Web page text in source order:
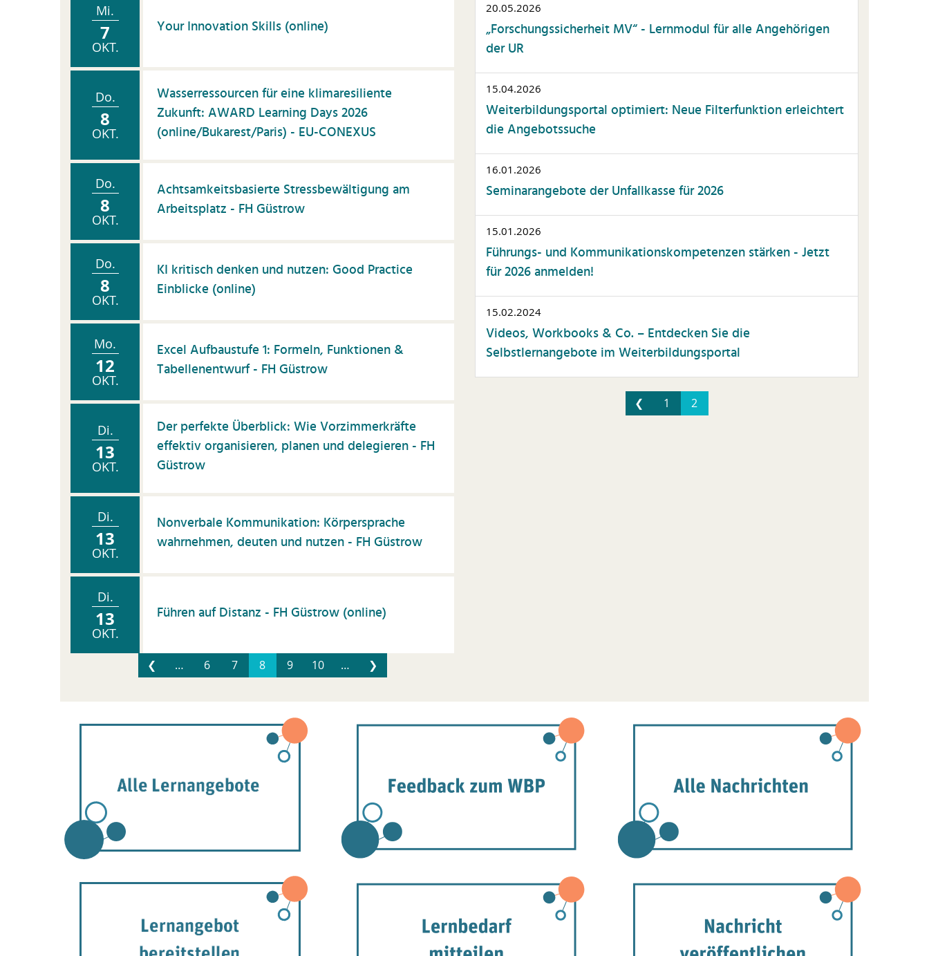
Mi.
7
OKT.
Your Innovation Skills (online)
Do.
8
OKT.
Wasserressourcen für eine klimaresiliente
Zukunft: AWARD Learning Days 2026
(online/Bukarest/Paris) - EU-CONEXUS
Do.
8
OKT.
Achtsamkeitsbasierte Stressbewältigung am
Arbeitsplatz - FH Güstrow
Do.
8
OKT.
KI kritisch denken und nutzen: Good Practice
Einblicke (online)
Mo.
12
OKT.
Excel Aufbaustufe 1: Formeln, Funktionen &
Tabellenentwurf - FH Güstrow
Di.
13
OKT.
Der perfekte Überblick: Wie Vorzimmerkräfte
effektiv organisieren, planen und delegieren - FH
Güstrow
Di.
13
OKT.
Nonverbale Kommunikation: Körpersprache
wahrnehmen, deuten und nutzen - FH Güstrow
Di.
13
OKT.
Führen auf Distanz - FH Güstrow (online)
❮ … 6 7 8 9 10 … ❯
20.05.2026
„Forschungssicherheit MV“ - Lernmodul für alle Angehörigen
der UR
15.04.2026
Weiterbildungsportal optimiert: Neue Filterfunktion erleichtert
die Angebotssuche
16.01.2026
Seminarangebote der Unfallkasse für 2026
15.01.2026
Führungs- und Kommunikationskompetenzen stärken - Jetzt
für 2026 anmelden!
15.02.2024
Videos, Workbooks & Co. – Entdecken Sie die
Selbstlernangebote im Weiterbildungsportal
❮ 1 2